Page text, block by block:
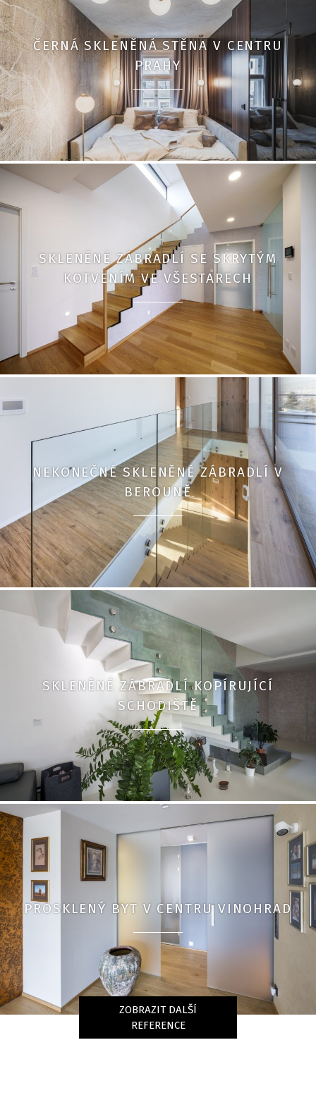
ČERNÁ SKLENĚNÁ STĚNA V CENTRU
PRAHY
SKLENĚNÉ ZÁBRADLÍ SE SKRYTÝM
KOTVENÍM VE VŠESTARECH
NEKONEČNÉ SKLENĚNÉ ZÁBRADLÍ V
BEROUNĚ
SKLENĚNÉ ZÁBRADLÍ KOPÍRUJÍCÍ
SCHODIŠTĚ
PROSKLENÝ BYT V CENTRU VINOHRAD
ZOBRAZIT DALŠÍ
REFERENCE